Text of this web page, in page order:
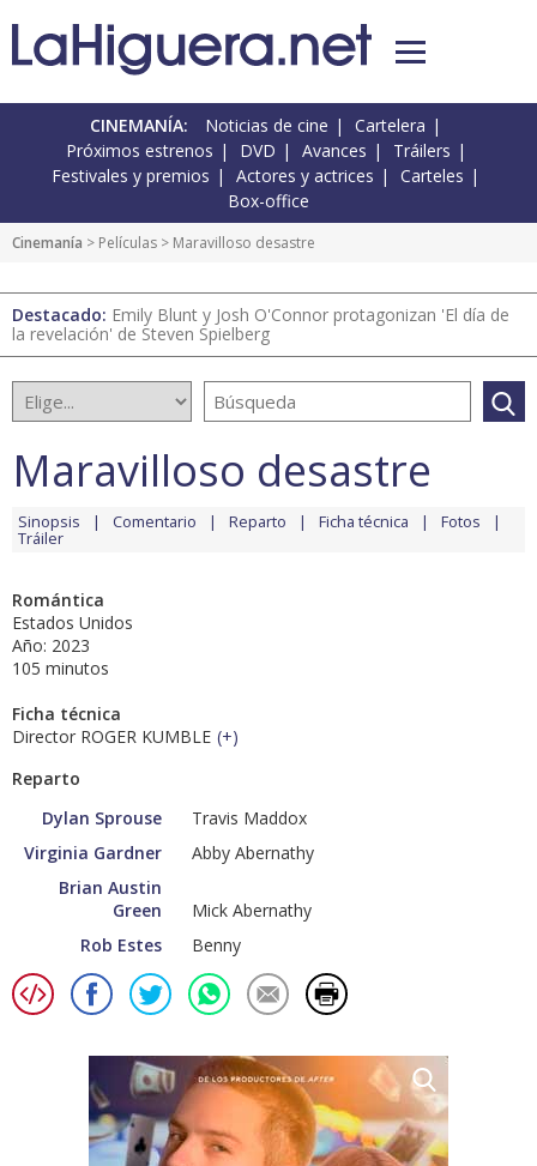
CINEMANÍA: Noticias de cine
Cartelera
Próximos estrenos
DVD Avances
Tráilers
Festivales y premios
Actores y actrices
Carteles
Box-office
Cinemanía > Películas > Maravilloso desastre
Destacado: Emily Blunt y Josh O'Connor protagonizan 'El día de
la revelación' de Steven Spielberg
Maravilloso desastre
Sinopsis Comentario Reparto Ficha técnica Fotos
Tráiler
Romántica
Estados Unidos
Año: 2023
105 minutos
Ficha técnica
Director ROGER KUMBLE (+)
Reparto
Dylan Sprouse
Travis Maddox
Virginia Gardner
Abby Abernathy
Brian Austin
Green
Mick Abernathy
Rob Estes
Benny